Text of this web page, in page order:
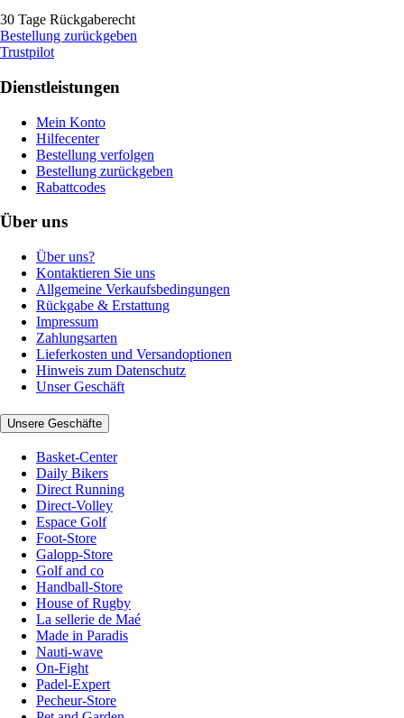
30 Tage Rückgaberecht
Bestellung zurückgeben
Trustpilot
Dienstleistungen
Mein Konto
Hilfecenter
Bestellung verfolgen
Bestellung zurückgeben
Rabattcodes
Über uns
Über uns?
Kontaktieren Sie uns
Allgemeine Verkaufsbedingungen
Rückgabe & Erstattung
Impressum
Zahlungsarten
Lieferkosten und Versandoptionen
Hinweis zum Datenschutz
Unser Geschäft
Unsere Geschäfte
Basket-Center
Daily Bikers
Direct Running
Direct-Volley
Espace Golf
Foot-Store
Galopp-Store
Golf and co
Handball-Store
House of Rugby
La sellerie de Maé
Made in Paradis
Nauti-wave
On-Fight
Padel-Expert
Pecheur-Store